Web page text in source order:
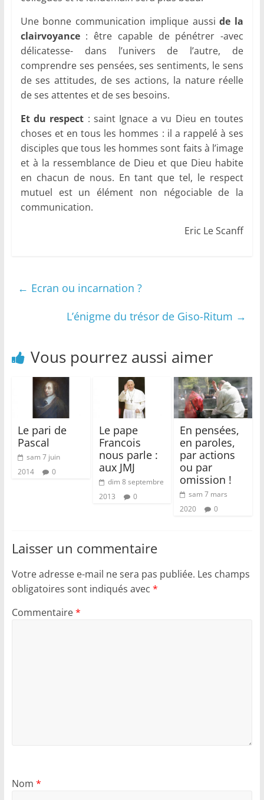
Une bonne communication implique ausside la
clairvoyance: être capable de pénétrer -avec
délicatesse- dans l’univers de l’autre, de
comprendre ses pensées, ses sentiments, le sens
de ses attitudes, de ses actions, la nature réelle
de ses attentes et de ses besoins.
Et du respect : saint Ignace a vu Dieu en toutes
choses et en tous les hommes : il a rappelé à ses
disciples que tous les hommes sont faits à l’image
et à la ressemblance de Dieu et que Dieu habite
en chacun de nous. En tant que tel, le respect
mutuel est un élément non négociable de la
communication.
Eric Le Scanff
← Ecran ou incarnation ?
L’énigme du trésor de Giso-Ritum →
Vous pourrez aussi aimer
Le pari de
Pascal
sam 7 juin
2014
0
Le pape
Francois
nous parle :
aux JMJ
dim 8 septembre
2013
0
En pensées,
en paroles,
par actions
ou par
omission !
sam 7 mars
2020
0
Laisser un commentaire
Votre adresse e-mail ne sera pas publiée. Les champs
obligatoires sont indiqués avec *
Commentaire*
Nom *